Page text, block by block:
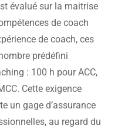
évalué sur la maitrise
de coach
de coach, ces
prédéfini
: 100 h pour ACC,
Cette exigence
un gage d’assurance
au regard du